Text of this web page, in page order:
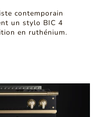
contemporain
un stylo BIC 4
en ruthénium.